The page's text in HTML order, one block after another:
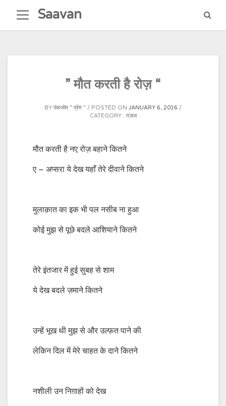
content
Saavan
” मौत करती है रोज़ “
BY पंकजोम " प्रेम " POSTED ON JANUARY 6, 2016
CATEGORY : ग़ज़ल
मौत करती है नए रोज़ बहाने कितने
ए – अप्सरा ये देख यहाँ तेरे दीवाने कितने
मुलाक़ात का इक भी पल नसीब ना हुआ
कोई मुझ से पूछे बदले आशियाने कितने
तेरे इंतजार में हुई सुबह से शाम
ये देख बदले ज़माने कितने
उन्हें भूख थी मुझ से और उल्फ़त पाने की
लेकिन दिल में मेरे चाहत के दाने कितने
नशीली उन निग़ाहों को देख